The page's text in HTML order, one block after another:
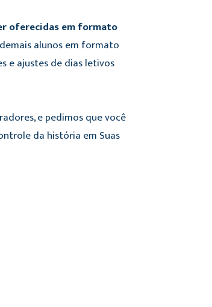
oferecidas em formato
alunos em formato
e ajustes de dias letivos
e pedimos que você
da história em Suas